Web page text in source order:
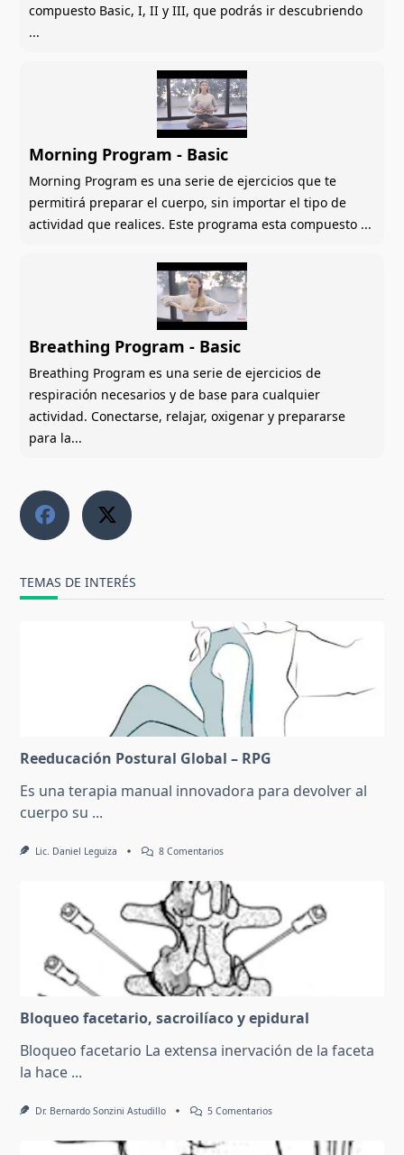
compuesto Basic, I, II y III, que podrás ir descubriendo
...
Morning Program - Basic
Morning Program es una serie de ejercicios que te
permitirá preparar el cuerpo, sin importar el tipo de
actividad que realices. Este programa esta compuesto ...
Breathing Program - Basic
Breathing Program es una serie de ejercicios de
respiración necesarios y de base para cualquier
actividad. Conectarse, relajar, oxigenar y prepararse
para la...
TEMAS DE INTERÉS
Reeducación Postural Global – RPG
Es una terapia manual innovadora para devolver al
cuerpo su ...
Lic. Daniel Leguiza 8 ComentariosEn
Global
–
RPG
Bloqueo facetario, sacroilíaco y epidural
Bloqueo facetario La extensa inervación de la faceta
la hace ...
Dr. Bernardo Sonzini Astudillo 5 ComentariosEn
Sacroilíaco